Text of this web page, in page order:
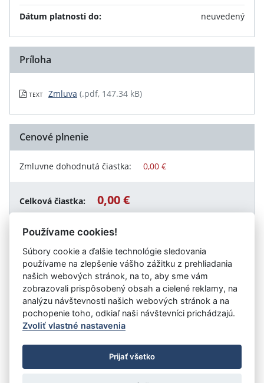
Dátum platnosti do:
neuvedený
Príloha
TEXT Zmluva (.pdf, 147.34 kB)
Cenové plnenie
Zmluvne dohodnutá čiastka: 0,00 €
Celková čiastka: 0,00 €
Návrat späť
Vystavil:Ministerstvo zdravotníctva SR
Úrad vlády SR
- Všetky práva vyhradené
Prehlásenie o prístupnosti
Zmluvy do 31.12.2010
Nastavenia cookies
Používame cookies!
Súbory cookie a ďalšie technológie sledovania
používame na zlepšenie vášho zážitku z prehliadania
našich webových stránok, na to, aby sme vám
zobrazovali prispôsobený obsah a cielené reklamy, na
analýzu návštevnosti našich webových stránok a na
pochopenie toho, odkiaľ naši návštevníci prichádzajú.
Zvoliť vlastné nastavenia
Prijať všetko